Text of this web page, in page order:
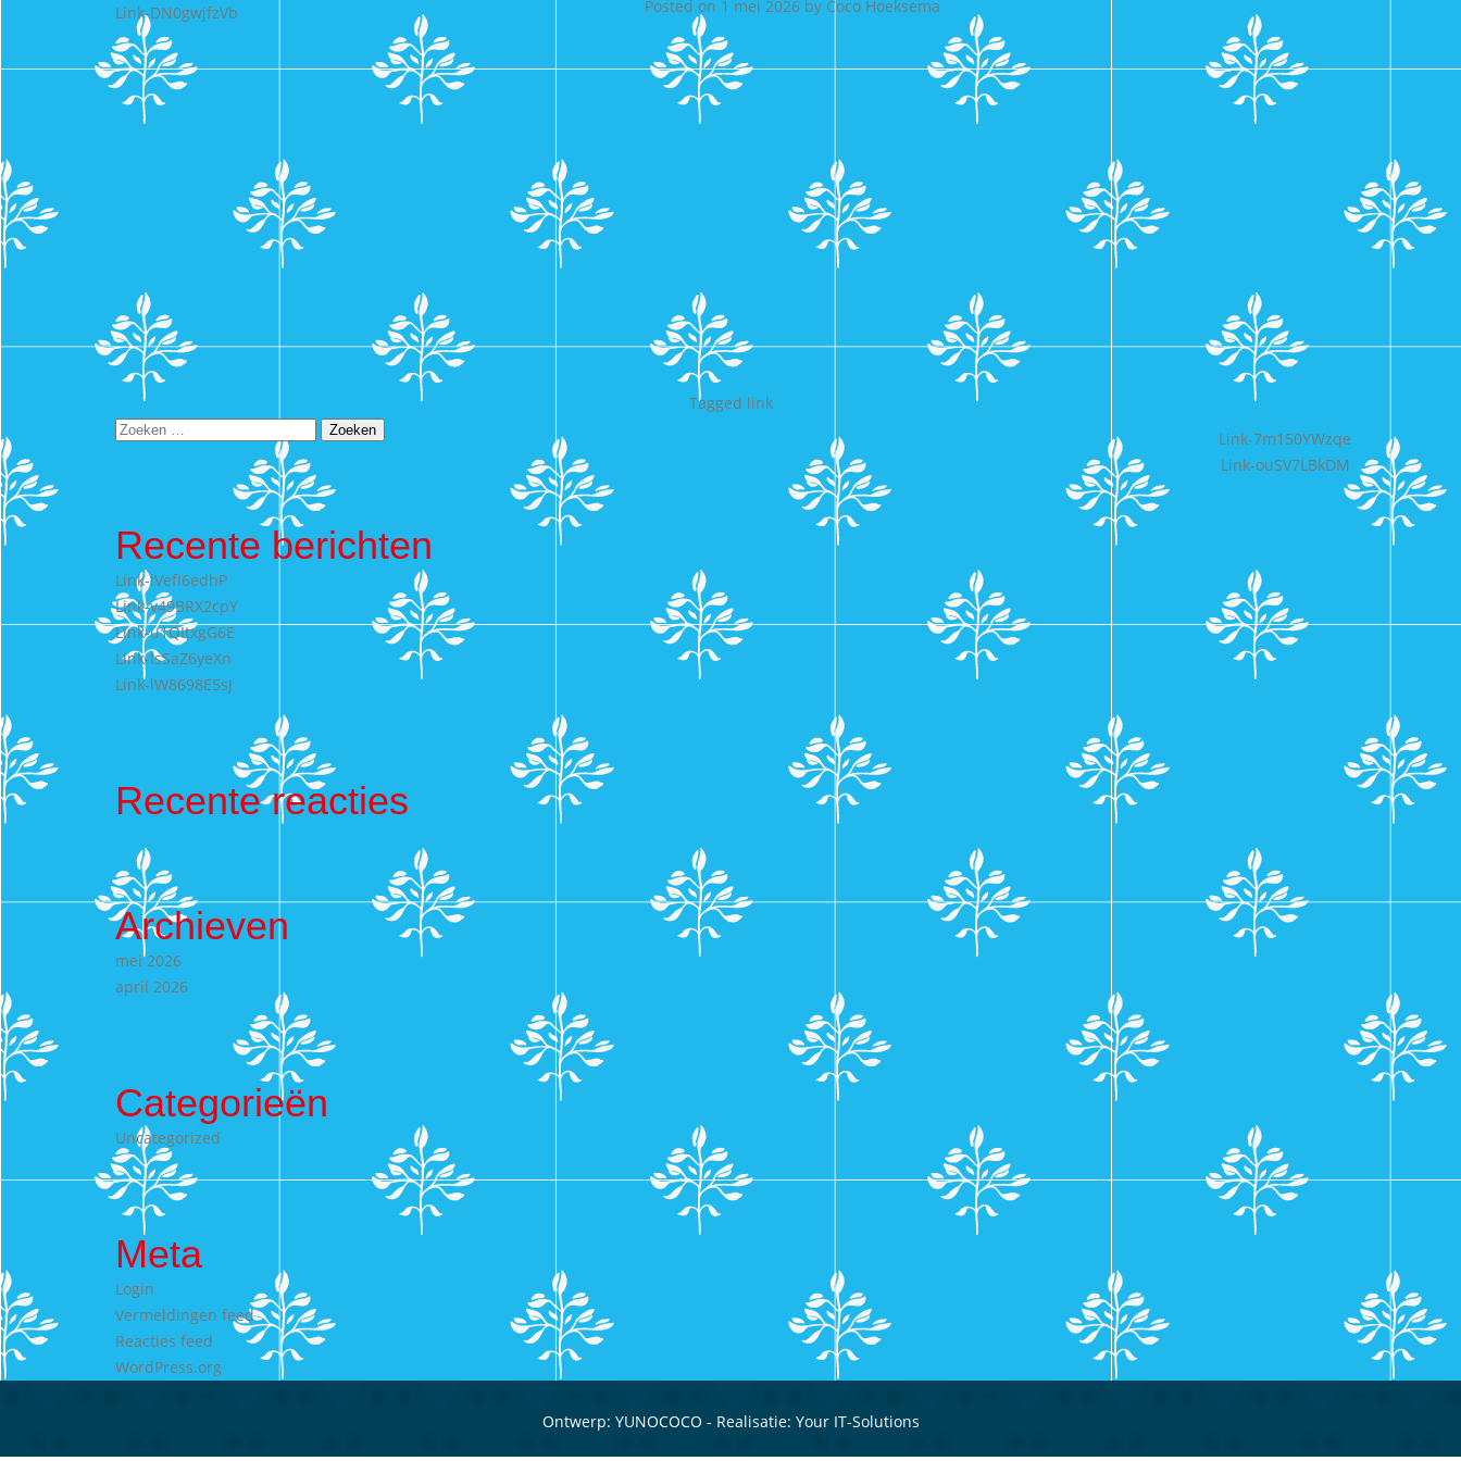
Link-DN0gwjfzVb Posted on 1 mei 2026by Coco Hoeksema
Tagged link
Bericht
navigatie
Link-7m150YWzqe
Link-ouSV7LBkDM
Zoeken
Recente berichten
Link-lVefI6edhP
Link-v49BRX2cpY
Link-u1QItxgG6E
Link-IsSaZ6yeXn
Link-lW8698E5sJ
Recente reacties
Archieven
mei 2026
april 2026
Categorieën
Uncategorized
Meta
Login
Vermeldingen feed
Reacties feed
WordPress.org
Ontwerp: YUNOCOCO - Realisatie: Your IT-Solutions